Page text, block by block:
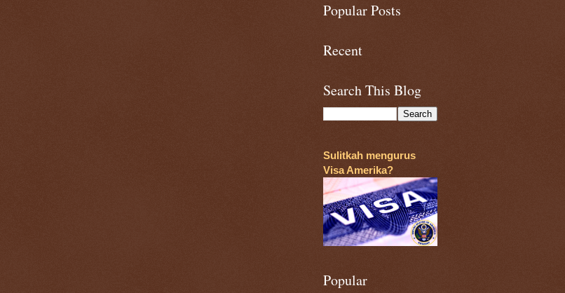
Popular Posts
Recent
Search This Blog
Sulitkah mengurus
Visa Amerika?
Popular